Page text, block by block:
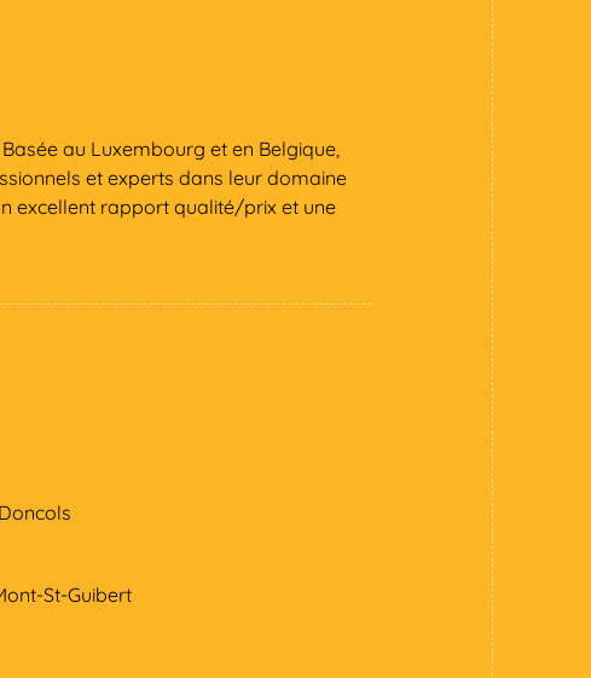
au Luxembourg et en Belgique,
et experts dans leur domaine
excellent rapport qualité/prix et une
St-Guibert